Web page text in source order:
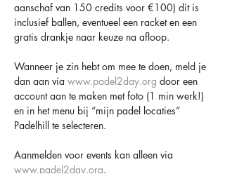
aanschaf van 150 credits voor €100) dit is
inclusief ballen, eventueel een racket en een
gratis drankje naar keuze na afloop.
Wanneer je zin hebt om mee te doen, meld je
dan aan via www.padel2day.org door een
account aan te maken met foto (1 min werk!)
en in het menu bij “mijn padel locaties”
Padelhill te selecteren.
Aanmelden voor events kan alleen via
www.padel2day.org.